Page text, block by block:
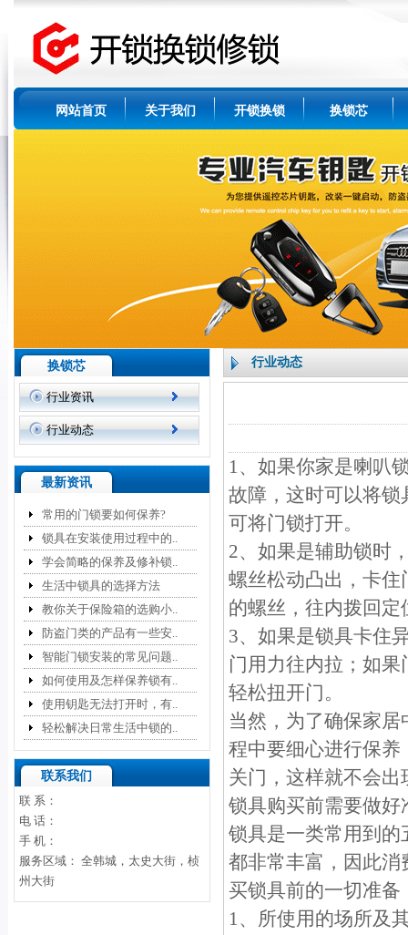
网站首页 关于我们 开锁换锁 换锁芯
换锁芯
行业资讯
行业动态
最新资讯
常用的门锁要如何保养?
锁具在安装使用过程中的..
学会简略的保养及修补锁..
生活中锁具的选择方法
教你关于保险箱的选购小..
防盗门类的产品有一些安..
智能门锁安装的常见问题..
如何使用及怎样保养锁有..
使用钥匙无法打开时，有..
轻松解决日常生活中锁的..
联系我们
联 系：
电 话：
手 机：
服务区域： 全韩城，太史大街，桢
州大街
行业动态
1、如果你家是喇叭
故障，这时可以将
可将门锁打开。
2、如果是辅助锁时
螺丝松动凸出，卡
的螺丝，往内拨回定
3、如果是锁具卡住
门用力往内拉；如
轻松扭开门。
当然，为了确保家
程中要细心进行保
关门，这样就不会
锁具购买前需要做好
锁具是一类常用到
都非常丰富，因此
买锁具前的一切准
1、所使用的场所及